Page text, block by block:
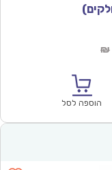
₪
הוספה לסל